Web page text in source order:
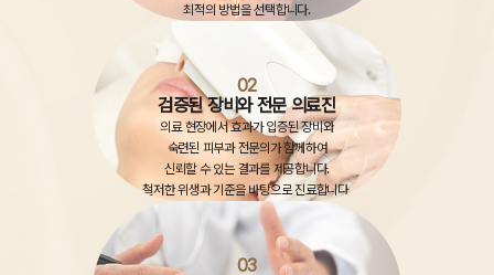
최적의 방법을 선택합니다.
02
검증된 장비와 전문 의료진
의료 현장에서 효과가 입증된 장비와
숙련된 피부과 전문의가 함께하여
신뢰할 수 있는 결과를 제공합니다.
철저한 위생과 기준을 바탕으로 진료합니다.
03